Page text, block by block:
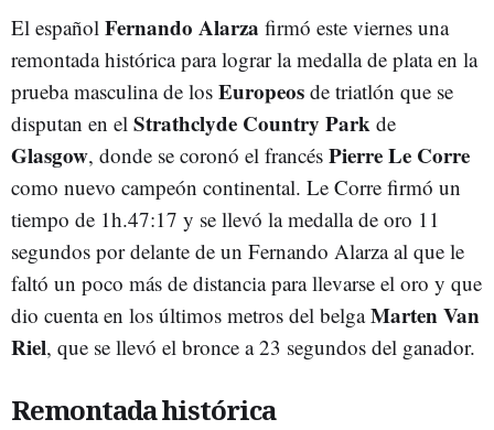
El español Fernando Alarza firmó este viernes una
remontada histórica para lograr la medalla de plata en la
prueba masculina de los Europeos de triatlón que se
disputan en el Strathclyde Country Park de
Glasgow, donde se coronó el francés Pierre Le Corre
como nuevo campeón continental. Le Corre firmó un
tiempo de 1h.47:17 y se llevó la medalla de oro 11
segundos por delante de un Fernando Alarza al que le
faltó un poco más de distancia para llevarse el oro y que
dio cuenta en los últimos metros del belgaMarten Van
Riel, que se llevó el bronce a 23 segundos del ganador.
Remontada histórica